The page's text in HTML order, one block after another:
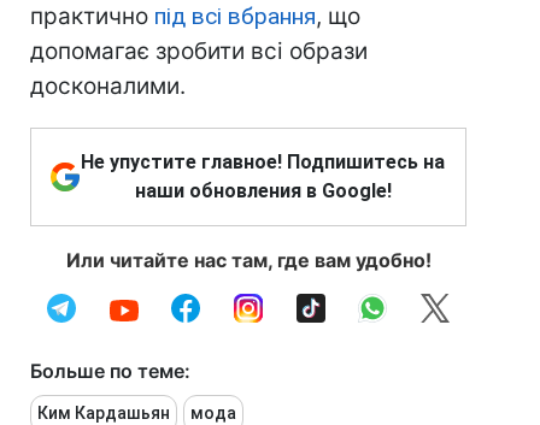
практично під всі вбрання, що
допомагає зробити всі образи
досконалими.
Не упустите главное! Подпишитесь на
наши обновления в Google!
Или читайте нас там, где вам удобно!
Больше по теме:
Ким Кардашьян мода